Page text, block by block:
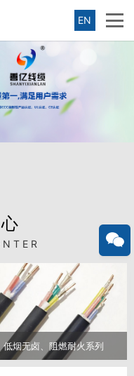
EN
T E R
低烟无卤、阻燃耐火系列